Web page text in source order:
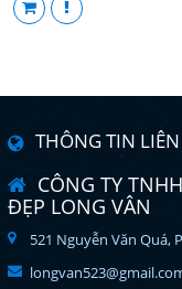
THÔNG TIN
CÔNG TY
ĐẸP LONG VÂN
521 Nguyễn Văn Quá,